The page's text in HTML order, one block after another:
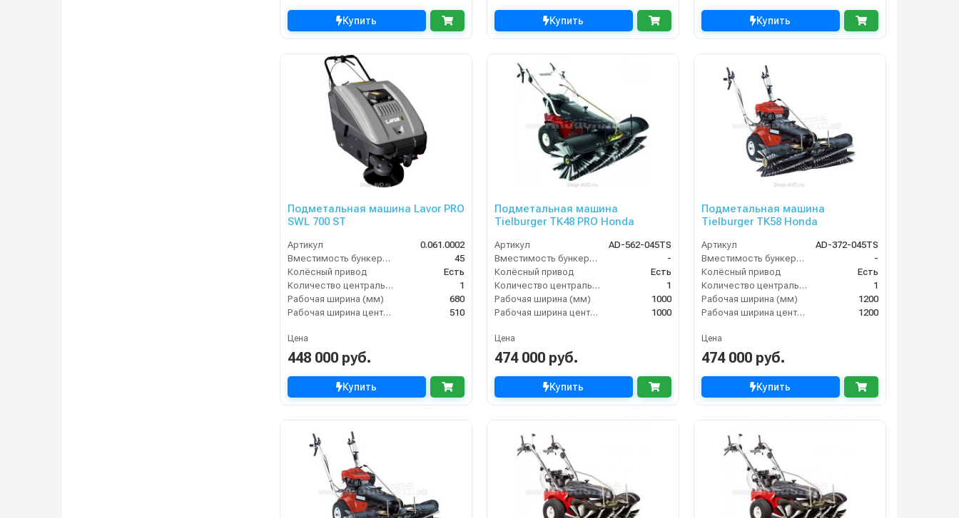
Купить Купить Купить
Подметальная машина Lavor PRO
SWL 700 ST
Артикул
0.061.0002
Вместимость бункера (л)
45
Колёсный привод
Есть
Количество центральных мусоросборных валиков (шт)
1
Рабочая ширина (мм)
680
Рабочая ширина центральной щётки (мм)
510
Цена
448 000 руб.
Купить
Подметальная машина
Tielburger TK48 PRO Honda
Артикул
AD-562-045TS
Вместимость бункера (л)
-
Колёсный привод
Есть
Количество центральных мусоросборных валиков (шт)
1
Рабочая ширина (мм)
1000
Рабочая ширина центральной щётки (мм)
1000
Цена
474 000 руб.
Купить
Подметальная машина
Tielburger TK58 Honda
Артикул
AD-372-045TS
Вместимость бункера (л)
-
Колёсный привод
Есть
Количество центральных мусоросборных валиков (шт)
1
Рабочая ширина (мм)
1200
Рабочая ширина центральной щётки (мм)
1200
Цена
474 000 руб.
Купить